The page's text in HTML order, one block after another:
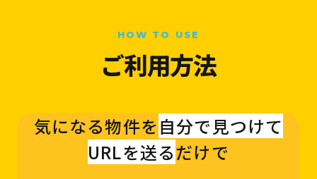
HOW TO USE
ご利用方法
気になる物件を自分で見つけて
URLを送るだけで